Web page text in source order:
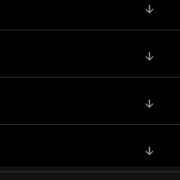
↓
↓
↓
↓